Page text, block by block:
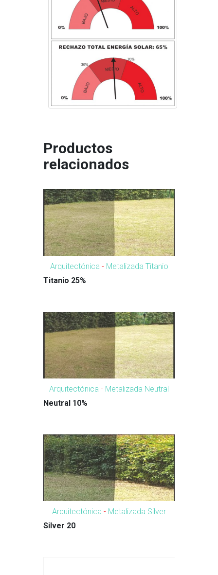
Productos
relacionados
Arquitectónica - Metalizada Titanio
Titanio 25%
Arquitectónica - Metalizada Neutral
Neutral 10%
Arquitectónica - Metalizada Silver
Silver 20